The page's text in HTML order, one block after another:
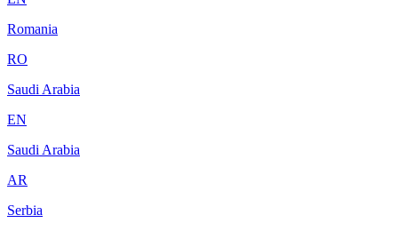
Romania
RO
Saudi Arabia
EN
Saudi Arabia
AR
Serbia